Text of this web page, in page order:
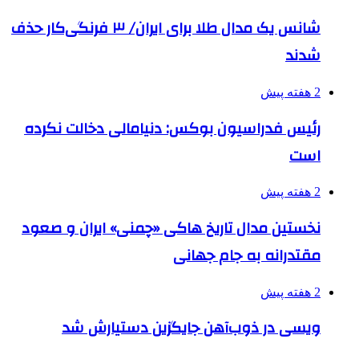
شانس یک مدال طلا برای ایران/ ۳ فرنگی‌کار حذف
شدند
2 هفته پیش
رئیس فدراسیون بوکس: دنیامالی دخالت نکرده
است
2 هفته پیش
نخستین مدال تاریخ هاکی «چمنی» ایران و صعود
مقتدرانه به جام جهانی
2 هفته پیش
ویسی در ذوب‌آهن جایگزین دستیارش شد